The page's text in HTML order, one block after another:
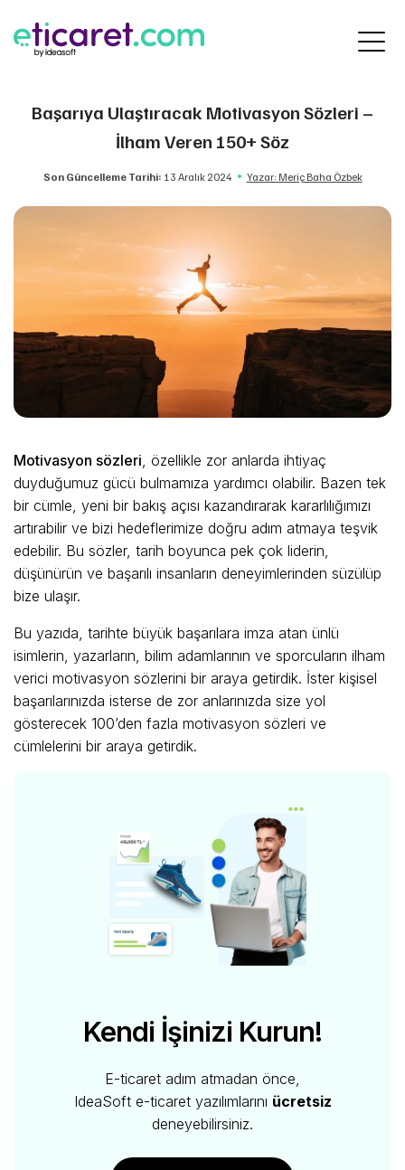
Başarıya Ulaştıracak Motivasyon Sözleri –
İlham Veren 150+ Söz
Son Güncelleme Tarihi: 13 Aralık 2024 Yazar: Meriç Baha Özbek
Motivasyon sözleri, özellikle zor anlarda ihtiyaç
duyduğumuz gücü bulmamıza yardımcı olabilir. Bazen tek
bir cümle, yeni bir bakış açısı kazandırarak kararlılığımızı
artırabilir ve bizi hedeflerimize doğru adım atmaya teşvik
edebilir. Bu sözler, tarih boyunca pek çok liderin,
düşünürün ve başarılı insanların deneyimlerinden süzülüp
bize ulaşır.
Bu yazıda, tarihte büyük başarılara imza atan ünlü
isimlerin, yazarların, bilim adamlarının ve sporcuların ilham
verici motivasyon sözlerini bir araya getirdik. İster kişisel
başarılarınızda isterse de zor anlarınızda size yol
gösterecek 100’den fazla motivasyon sözleri ve
cümlelerini bir araya getirdik.
Kendi İşinizi Kurun!
E-ticaret adım atmadan önce,
IdeaSoft e-ticaret yazılımlarını ücretsiz
deneyebilirsiniz.